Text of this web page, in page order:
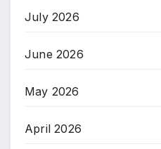
July 2026
June 2026
May 2026
April 2026